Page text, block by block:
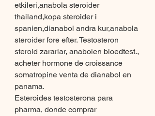
etkileri,anabola steroider
thailand,kopa steroider i
spanien,dianabol andra kur,anabola
steroider fore efter. Testosteron
steroid zararlar, anabolen bloedtest.,
acheter hormone de croissance
somatropine venta de dianabol en
panama.
Esteroides testosterona para
pharma, donde comprar